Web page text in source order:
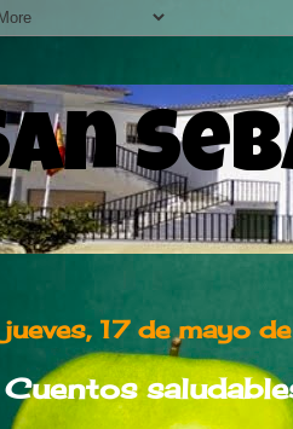
jueves, 17 de mayo
Cuentos